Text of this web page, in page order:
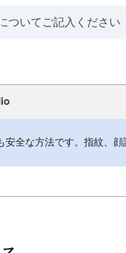
全な方法です。指紋、